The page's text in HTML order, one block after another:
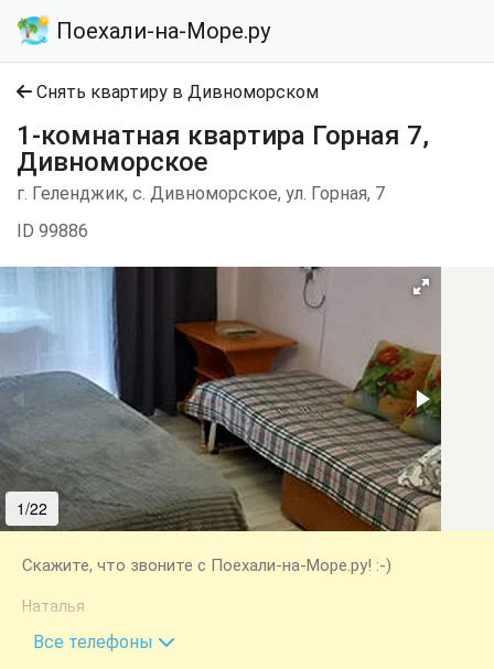
Поехали-на-Море.ру
Снять квартиру в Дивноморском
1-комнатная квартира Горная 7,
Дивноморское
г. Геленджик, с. Дивноморское, ул. Горная, 7
ID 99886
1/22
Скажите, что звоните с Поехали-на-Море.ру! :-)
Наталья
+7 (918) 497-81-96
Все телефоны